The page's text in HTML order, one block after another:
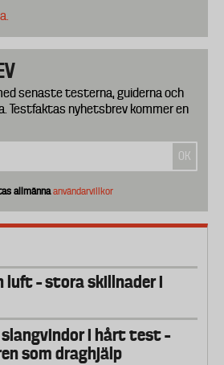
senaste testerna, guiderna och
Testfaktas nyhetsbrev kommer en
allmännaanvändarvillkor
luft – stora skillnader i
i hårt test –
som draghjälp